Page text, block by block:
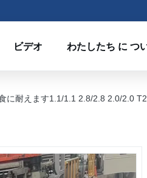
ビデオ わたしたち に つ
に耐えます1.1/1.1 2.8/2.8 2.0/2.0